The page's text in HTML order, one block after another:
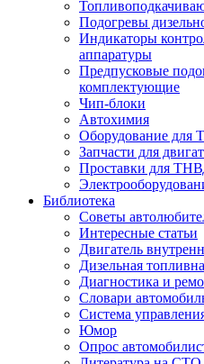
Подогревы
Индикаторы
аппаратуры
Предпусковые
комплектующие
Чип-блоки
Автохимия
Оборудование для
Запчасти для
Проставки для
Библиотека
Советы
Интересные статьи
Двигатель
Дизельная
Диагностика и
Словари
Система
Юмор
Опрос